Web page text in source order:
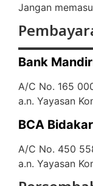
Jangan
Bank
A/C No. 165
a.n. Yayasan
BCA
A/C No. 450
a.n. Yayasan